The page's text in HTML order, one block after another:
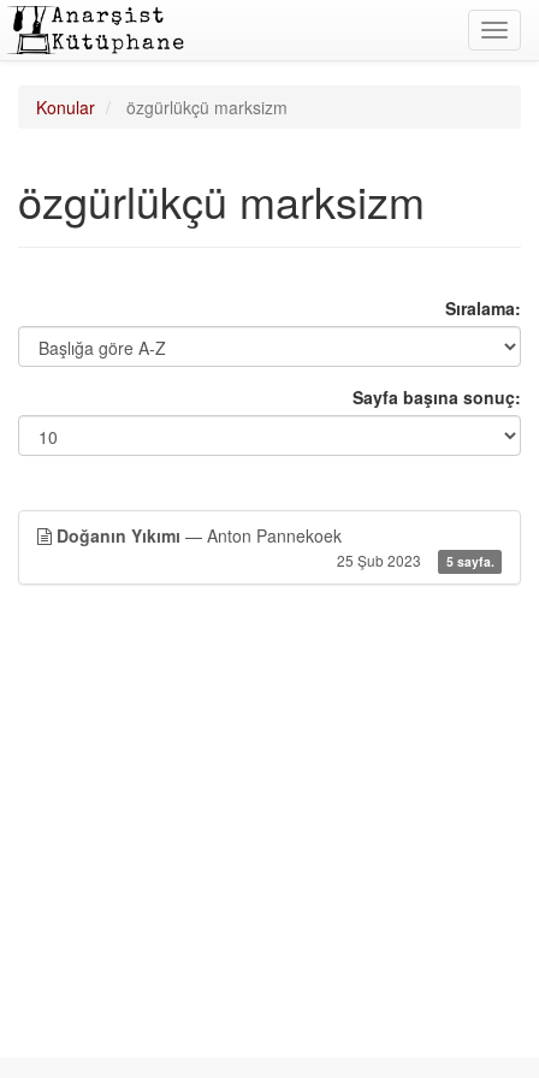
Konular özgürlükçü marksizm
özgürlükçü marksizm
Sıralama:
Sayfa başına sonuç:
Doğanın Yıkımı — Anton Pannekoek
25 Şub 2023 5 sayfa.